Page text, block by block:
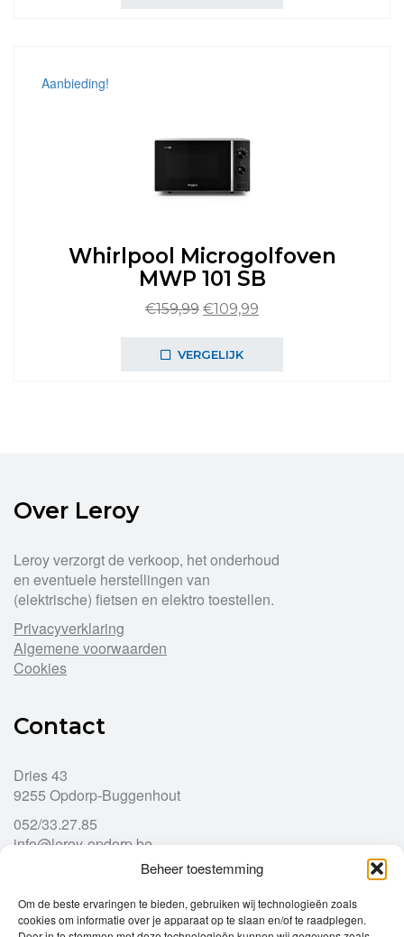
Beheer toestemming
Om de beste ervaringen te bieden, gebruiken wij technologieën zoals
cookies om informatie over je apparaat op te slaan en/of te raadplegen.
Aanbieding!
Whirlpool Microgolfoven
MWP 101 SB
€159,99 Oorspronkelijke
was:
€109,99
VERGELIJK
Over Leroy
Leroy verzorgt de verkoop, het onderhoud
en eventuele herstellingen van
(elektrische) fietsen en elektro toestellen.
Privacyverklaring
Algemene voorwaarden
Cookies
Contact
Dries 43
9255 Opdorp-Buggenhout
052/33.27.85
info@leroy-opdorp.be
Openingsuren